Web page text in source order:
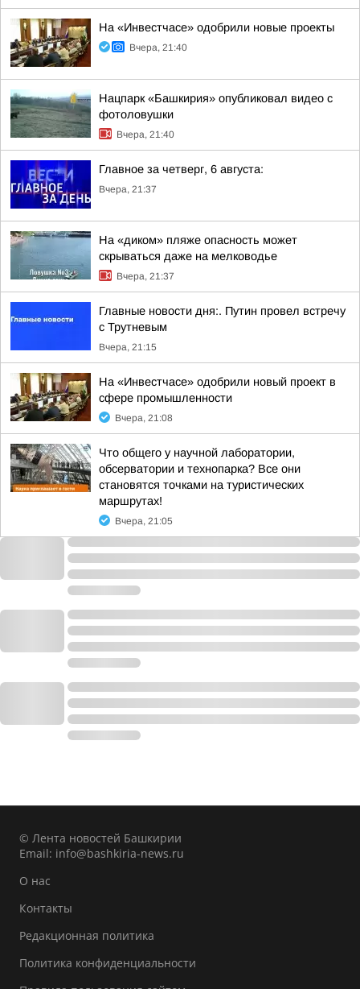
На «Инвестчасе» одобрили новые проекты
Вчера, 21:40
Нацпарк «Башкирия» опубликовал видео с
фотоловушки
Вчера, 21:40
Главное за четверг, 6 августа:
Вчера, 21:37
На «диком» пляже опасность может
скрываться даже на мелководье
Вчера, 21:37
Главные новости дня:. Путин провел встречу
с Трутневым
Вчера, 21:15
На «Инвестчасе» одобрили новый проект в
сфере промышленности
Вчера, 21:08
Что общего у научной лаборатории,
обсерватории и технопарка? Все они
становятся точками на туристических
маршрутах!
Вчера, 21:05
© Лента новостей Башкирии
Email: info@bashkiria-news.ru
О нас
Контакты
Редакционная политика
Политика конфиденциальности